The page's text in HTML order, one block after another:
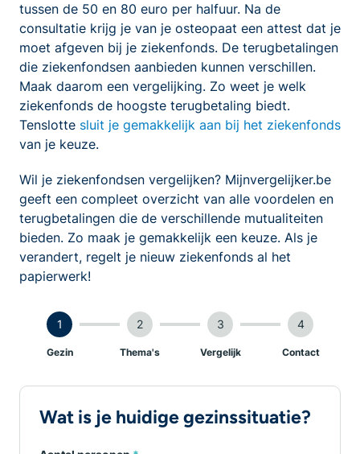
tussen de 50 en 80 euro per halfuur. Na de
consultatie krijg je van je osteopaat een attest dat je
moet afgeven bij je ziekenfonds. De terugbetalingen
die ziekenfondsen aanbieden kunnen verschillen.
Maak daarom een vergelijking. Zo weet je welk
ziekenfonds de hoogste terugbetaling biedt.
Tenslotte sluit je gemakkelijk aan bij het ziekenfonds
van je keuze.
Wil je ziekenfondsen vergelijken? Mijnvergelijker.be
geeft een compleet overzicht van alle voordelen en
terugbetalingen die de verschillende mutualiteiten
bieden. Zo maak je gemakkelijk een keuze. Als je
verandert, regelt je nieuw ziekenfonds al het
papierwerk!
1
Gezin
2
Thema's
3
Vergelijk
4
Contact
Wat is je huidige gezinssituatie?